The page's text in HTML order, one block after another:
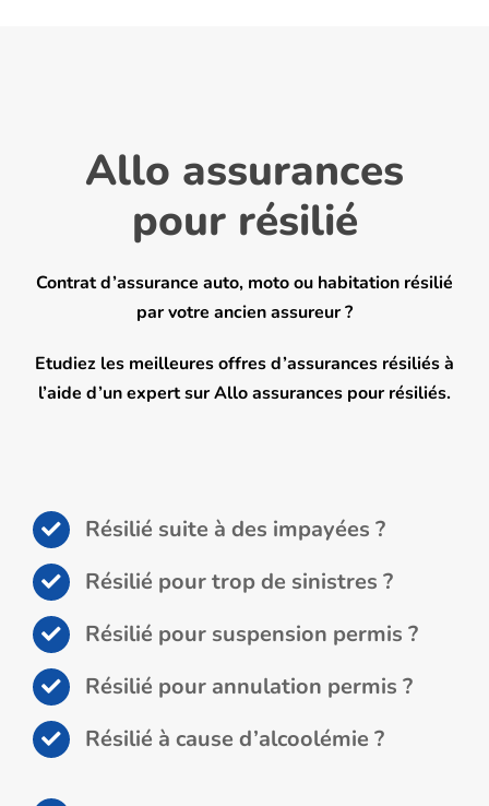
Allo assurances
pour résilié
Contrat d’assurance auto, moto ou habitation résilié
par votre ancien assureur ?
Etudiez les meilleures offres d’assurances résiliés à
l’aide d’un expert sur Allo assurances pour résiliés.
Résilié suite à des impayées ?
Résilié pour trop de sinistres ?
Résilié pour suspension permis ?
Résilié pour annulation permis ?
Résilié à cause d’alcoolémie ?